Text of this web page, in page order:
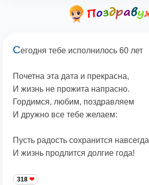
Сегодня тебе исполнилось 60 лет
Почетна эта дата и прекрасна,
И жизнь не прожита напрасно.
Гордимся, любим, поздравляем
И дружно все тебе желаем:
Пусть радость сохранится навсегда
И жизнь продлится долгие года!
318